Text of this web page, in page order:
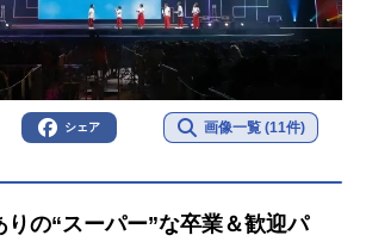
シェア 画像一覧 (11件)
りの“スーパー”な卒業＆歓迎パ